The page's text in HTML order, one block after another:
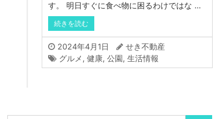
す。 明日すぐに食べ物に困るわけではな …
続きを読む
2024年4月1日
せき不動産
グルメ , 健康, 公園, 生活情報